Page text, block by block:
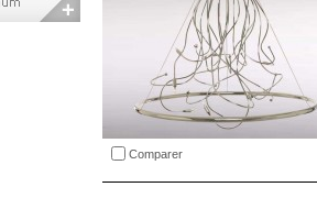
Comparer